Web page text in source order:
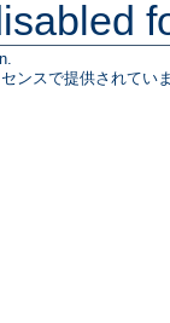
ンスで提供されてい